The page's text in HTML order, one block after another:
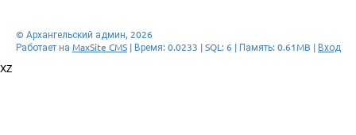
© Архангельский админ, 2026
Работает на MaxSite CMS | Время: 0.0233 | SQL: 6 | Память: 0.61MB | Вход
XZ